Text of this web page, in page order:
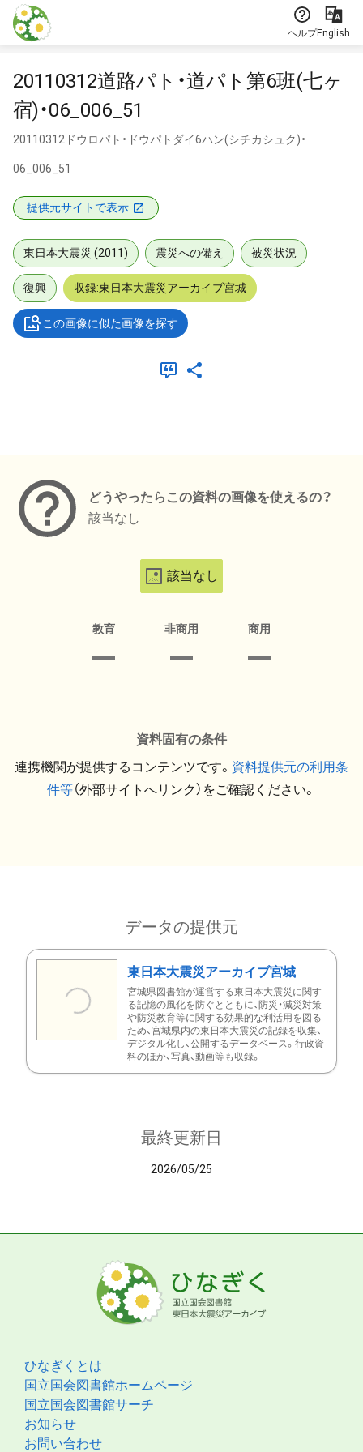
本文に飛ぶ
ヘルプEnglish
20110312道路パト・道パト第6班(七ヶ
宿)・06_006_51
20110312ドウロパト・ドウパトダイ6ハン(シチカシュク)・
06_006_51
提供元サイトで表示
東日本大震災 (2011) 震災への備え 被災状況
復興 収録:東日本大震災アーカイブ宮城
この画像に似た画像を探す
どうやったらこの資料の画像を使えるの？
該当なし
該当なし
教育 非商用 商用
資料固有の条件
連携機関が提供するコンテンツです。 資料提供元の利用条
件等（外部サイトへリンク）をご確認ください。
データの提供元
東日本大震災アーカイブ宮城
宮城県図書館が運営する東日本大震災に関す
る記憶の風化を防ぐとともに、防災・減災対策
や防災教育等に関する効果的な利活用を図る
ため、宮城県内の東日本大震災の記録を収集、
デジタル化し、公開するデータベース。行政資
料のほか、写真、動画等も収録。
最終更新日
2026/05/25
ひなぎくとは
国立国会図書館ホームページ
国立国会図書館サーチ
お知らせ
お問い合わせ